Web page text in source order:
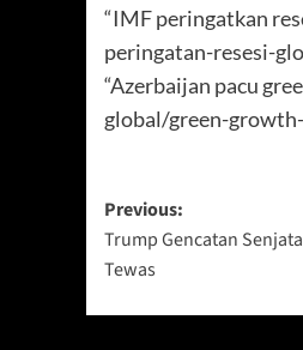
“IMF peringatkan
peringatan-resesi-
“Azerbaijan pacu
global/green-
Post
navigation
Previous:
Trump Gencatan
Tewas